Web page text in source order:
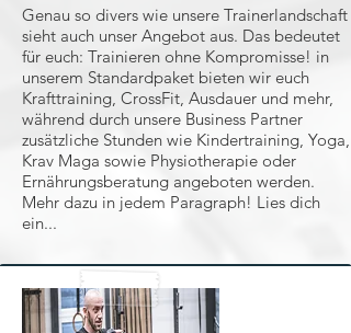
Genau so divers wie unsere Trainerlandschaft
sieht auch unser Angebot aus. Das bedeutet
für euch: Trainieren ohne Kompromisse! in
unserem Standardpaket bieten wir euch
Krafttraining, CrossFit, Ausdauer und mehr,
während durch unsere Business Partner
zusätzliche Stunden wie Kindertraining, Yoga,
Krav Maga sowie Physiotherapie oder
Ernährungsberatung angeboten werden.
Mehr dazu in jedem Paragraph! Lies dich
ein...